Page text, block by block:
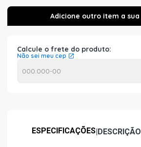
Calcule o frete do produto:
Não sei meu cep
ESPECIFICAÇÕES|DESCRIÇÃO